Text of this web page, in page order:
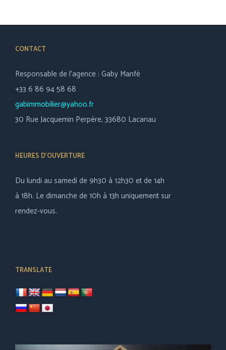
CONTACT
Responsable de l’agence : Gaby Manfé
+33 6 86 94 58 68
gabimmobilier@yahoo.fr
30 Rue Jacquemin Perpère, 33680 Lacanau
HEURES D’OUVERTURE
Du lundi au samedi de 9h30 à 12h30 et de 14h
à 18h. Le dimanche de 10h à 13h uniquement sur
rendez-vous.
TRANSLATE